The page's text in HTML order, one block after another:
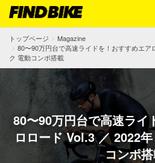
トップページ
Magazine
80〜90万円台で高速ライドを！おすすめエア
ク 電動コンポ搭載
80〜90万円台で高速ライ
ロロード Vol.3 ／ 2022
コンポ